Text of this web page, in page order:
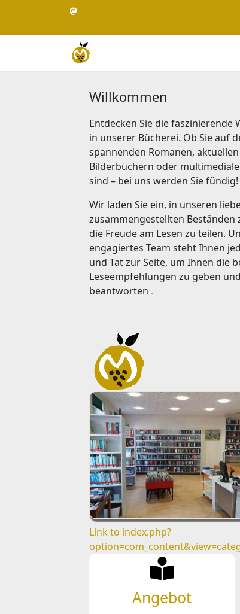
Willkommen
Entdecken Sie die faszinierende
in unserer Bücherei. Ob Sie auf
spannenden Romanen,
Bilderbüchern oder
sind – bei uns werden Sie fündig!
Wir laden Sie ein, in unseren
zusammengestellten Beständen
die Freude am Lesen zu teilen.
engagiertes Team steht Ihnen
und Tat zur Seite, um Ihnen die
Leseempfehlungen zu geben
beantworten .
Link to index.php?
Angebot